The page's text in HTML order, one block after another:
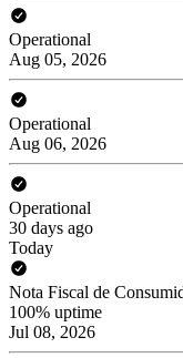
Operational
Aug 05, 2026
Operational
Aug 06, 2026
Operational
30 days ago
Today
Nota Fiscal de
100% uptime
Jul 08, 2026